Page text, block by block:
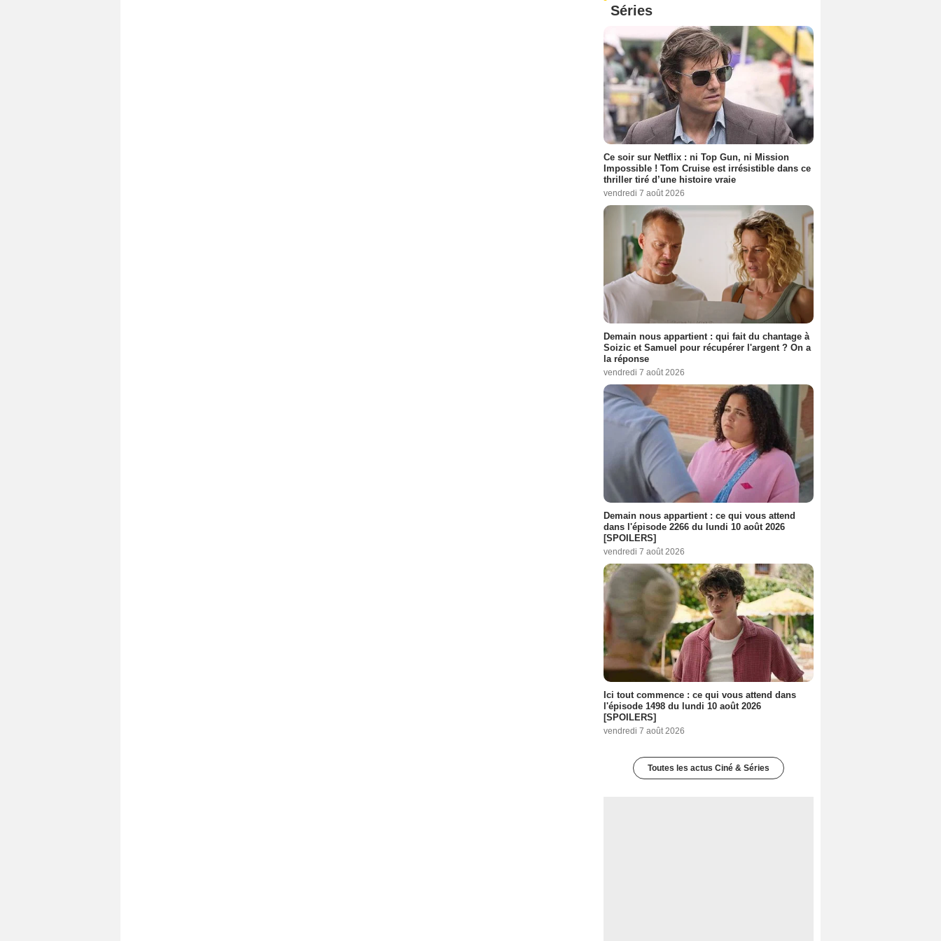
Séries
Ce soir sur Netflix : ni Top Gun, ni Mission
Impossible ! Tom Cruise est irrésistible dans ce
thriller tiré d’une histoire vraie
vendredi 7 août 2026
Demain nous appartient : qui fait du chantage à
Soizic et Samuel pour récupérer l'argent ? On a
la réponse
vendredi 7 août 2026
Demain nous appartient : ce qui vous attend
dans l'épisode 2266 du lundi 10 août 2026
[SPOILERS]
vendredi 7 août 2026
Ici tout commence : ce qui vous attend dans
l'épisode 1498 du lundi 10 août 2026
[SPOILERS]
vendredi 7 août 2026
Toutes les actus Ciné & Séries